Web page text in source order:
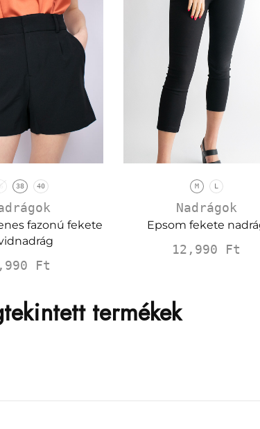
38 40
fazonú fekete
Ft
M L
Nadrágok
Epsom fekete
12,990 Ft
termékek